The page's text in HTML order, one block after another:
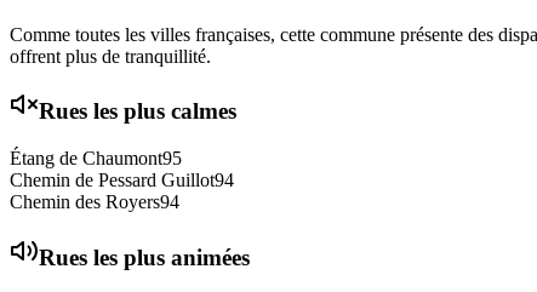
Comme toutes les villes françaises, cette commune présente des
offrent plus de tranquillité.
Rues les plus calmes
Étang de Chaumont95
Chemin de Pessard Guillot94
Chemin des Royers94
Rues les plus animées